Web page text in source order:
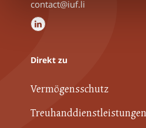
contact@iuf.li
Direkt zu
Vermögensschutz
Treuhanddienstleistungen